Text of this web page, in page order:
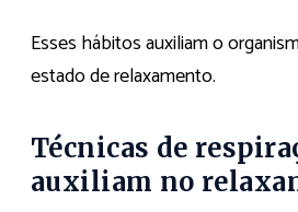
Esses hábitos auxiliam o
estado de relaxamento.
Técnicas de
auxiliam no